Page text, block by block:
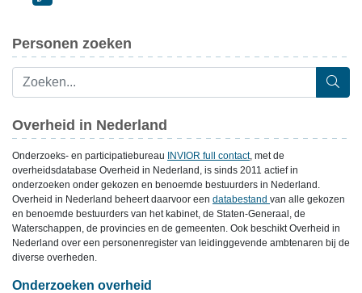
Personen zoeken
Overheid in Nederland
Onderzoeks- en participatiebureau INVIOR full contact, met de
overheidsdatabase Overheid in Nederland, is sinds 2011 actief in
onderzoeken onder gekozen en benoemde bestuurders in Nederland.
Overheid in Nederland beheert daarvoor een databestand van alle gekozen
en benoemde bestuurders van het kabinet, de Staten-Generaal, de
Waterschappen, de provincies en de gemeenten. Ook beschikt Overheid in
Nederland over een personenregister van leidinggevende ambtenaren bij de
diverse overheden.
Onderzoeken overheid